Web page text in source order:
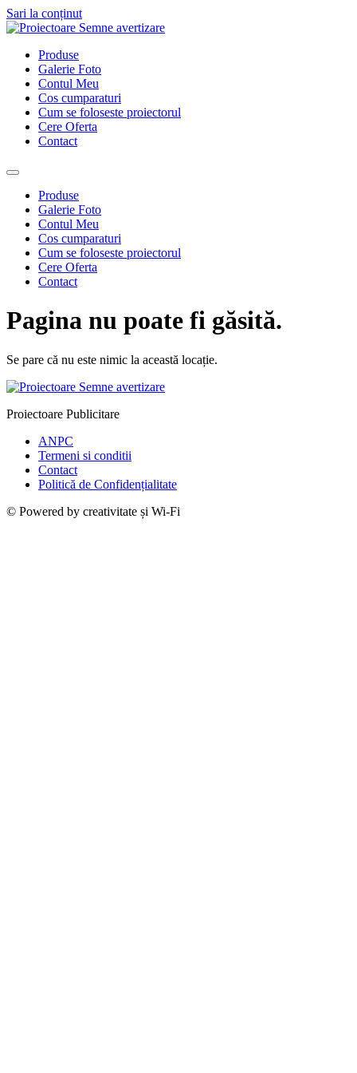
Sari la conținut
Produse
Galerie Foto
Contul Meu
Cos cumparaturi
Cum se foloseste proiectorul
Cere Oferta
Contact
Produse
Galerie Foto
Contul Meu
Cos cumparaturi
Cum se foloseste proiectorul
Cere Oferta
Contact
Pagina nu poate fi găsită.
Se pare că nu este nimic la această locație.
Proiectoare Publicitare
ANPC
Termeni si conditii
Contact
Politică de Confidențialitate
© Powered by creativitate și Wi-Fi